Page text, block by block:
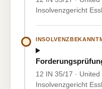
Insolvenzgericht
12 IN 35/17 ·
Insolvenzgericht